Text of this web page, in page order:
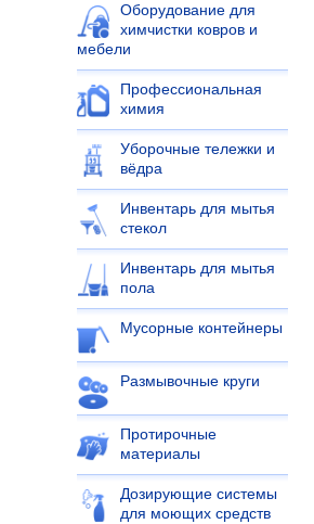
Оборудование для
химчистки ковров и
мебели
Профессиональная
химия
Уборочные тележки и
вёдра
Инвентарь для мытья
стекол
Инвентарь для мытья
пола
Мусорные контейнеры
Размывочные круги
Протирочные
материалы
Дозирующие системы
для моющих средств